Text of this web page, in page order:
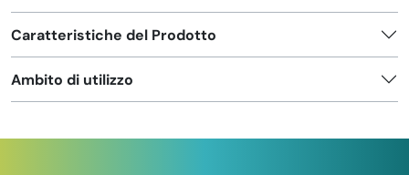
Caratteristiche del Prodotto
Ambito di utilizzo